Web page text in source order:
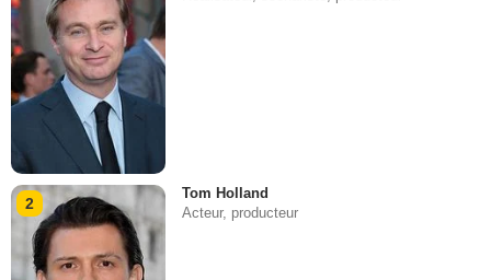
2
Tom Holland
Acteur, producteur